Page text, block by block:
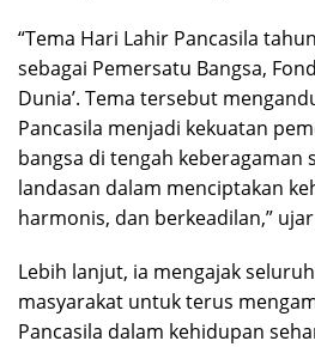
“Tema Hari Lahir Pancasila
sebagai Pemersatu Bangsa,
Dunia’. Tema tersebut
Pancasila menjadi kekuatan
bangsa di tengah keberagaman
landasan dalam menciptakan
harmonis, dan berkeadilan,”
Lebih lanjut, ia mengajak
masyarakat untuk terus
Pancasila dalam kehidupan